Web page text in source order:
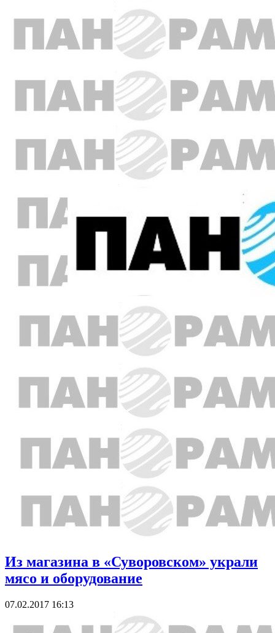
Из магазина в «Суворовском» украли
мясо и оборудование
07.02.2017 16:13